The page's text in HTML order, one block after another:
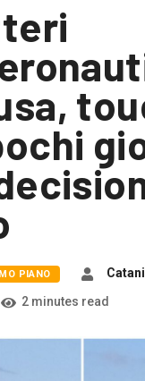
PIANO
2 minutes read